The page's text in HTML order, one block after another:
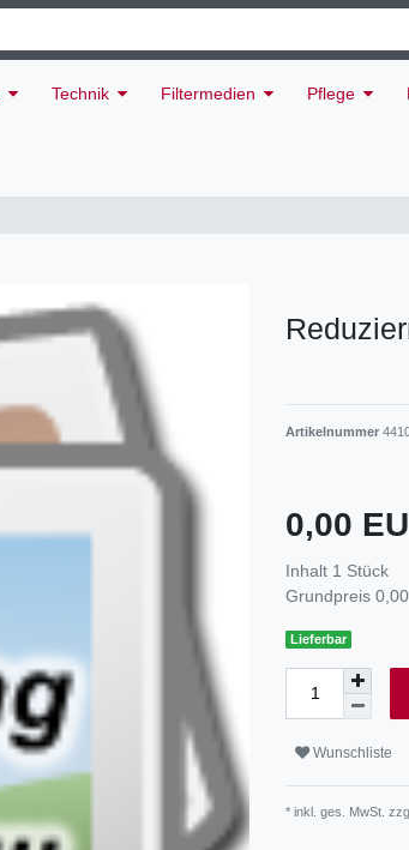
Technik Filtermedien Pflege
Artikelnummer
0,00
Inhalt 1 Stück
Grundpreis
Lieferbar
Wunschliste
* inkl. ges. MwSt. zzgl.